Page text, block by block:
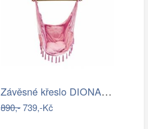
Závěsné křeslo DIONA starorůžová
890,-739,-Kč